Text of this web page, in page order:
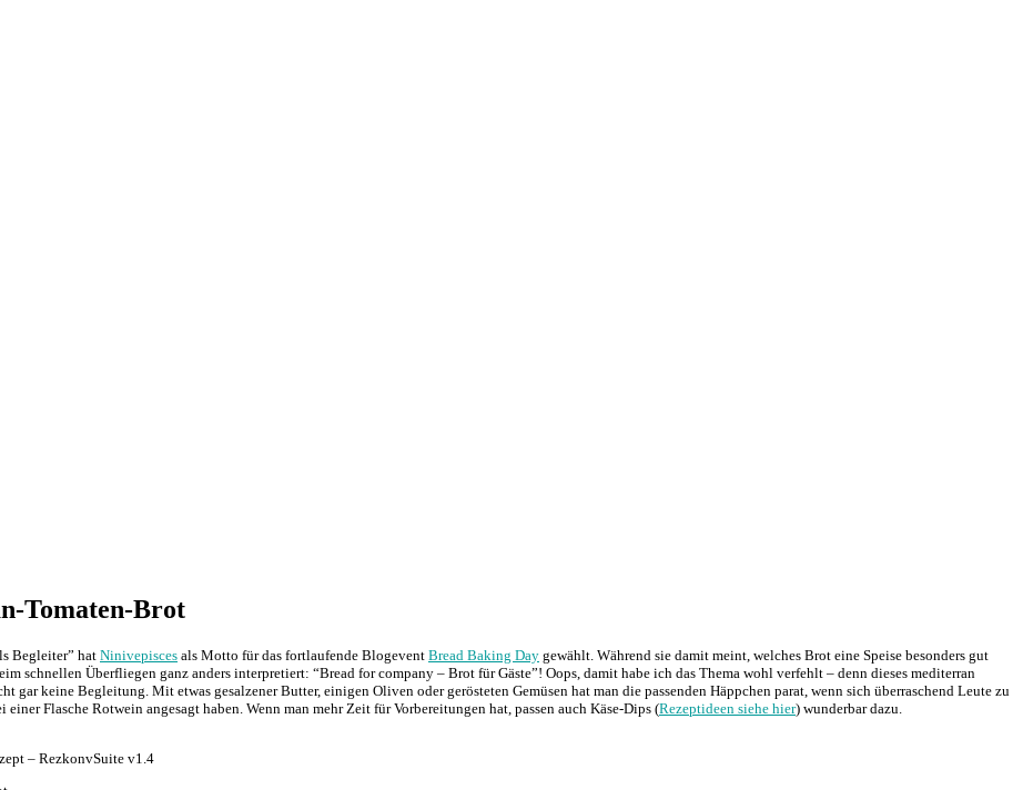
Tomaten-Brot
Begleiter” hat Ninivepisces als Motto für das fortlaufende Blogevent Bread Baking Day gewählt. Während sie damit meint, welches Brot eine Speise besonders gut
schnellen Überfliegen ganz anders interpretiert: “Bread for company – Brot für Gäste”! Oops, damit habe ich das Thema wohl verfehlt – denn dieses mediterran
gar keine Begleitung. Mit etwas gesalzener Butter, einigen Oliven oder gerösteten Gemüsen hat man die passenden Häppchen parat, wenn sich überraschend Leute zu
Flasche Rotwein angesagt haben. Wenn man mehr Zeit für Vorbereitungen hat, passen auch Käse-Dips (Rezeptideen siehe hier) wunderbar dazu.
– RezkonvSuite v1.4